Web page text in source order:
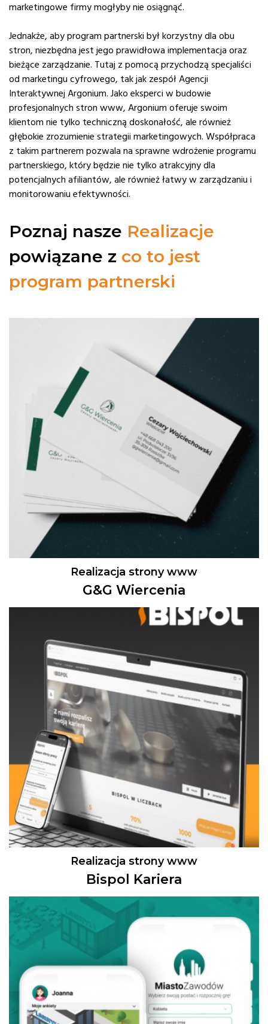
marketingowe firmy mogłyby nie osiągnąć.
Jednakże, aby program partnerski był korzystny dla obu
stron, niezbędna jest jego prawidłowa implementacja oraz
bieżące zarządzanie. Tutaj z pomocą przychodzą specjaliści
od marketingu cyfrowego, tak jak zespół Agencji
Interaktywnej Argonium. Jako eksperci w budowie
profesjonalnych stron www, Argonium oferuje swoim
klientom nie tylko techniczną doskonałość, ale również
głębokie zrozumienie strategii marketingowych. Współpraca
z takim partnerem pozwala na sprawne wdrożenie programu
partnerskiego, który będzie nie tylko atrakcyjny dla
potencjalnych afiliantów, ale również łatwy w zarządzaniu i
monitorowaniu efektywności.
Poznaj nasze Realizacje
powiązane z co to jest
program partnerski
Realizacja strony www
G&G Wiercenia
Realizacja strony www
Bispol Kariera